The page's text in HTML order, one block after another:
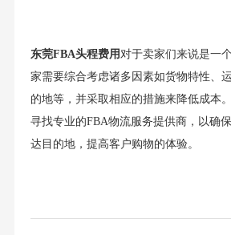
东莞FBA头程费用对于卖家们来说是一
家需要综合考虑诸多因素如货物特性、
的地等，并采取相应的措施来降低成本
寻找专业的FBA物流服务提供商，以确
达目的地，提高客户购物的体验。